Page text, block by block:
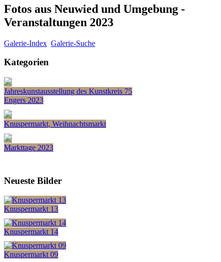
Fotos aus Neuwied und Umgebung -
Veranstaltungen 2023
Galerie-Index Galerie-Suche
Kategorien
Jahreskunstausstellung des Kunstkreis 75
Engers 2023
Knuspermarkt, Weihnachtsmarkt
Markttage 2023
Neueste Bilder
Knuspermarkt 13
Knuspermarkt 14
Knuspermarkt 09